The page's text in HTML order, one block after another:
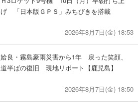
げ 「日本版ＧＰＳ」みちびきを搭載
2026年8月7日(金) 18:53
姶良・霧島豪雨災害から1年 戻った笑顔、
道半ばの復旧 現地リポート【鹿児島】
2026年8月7日(金) 18:50